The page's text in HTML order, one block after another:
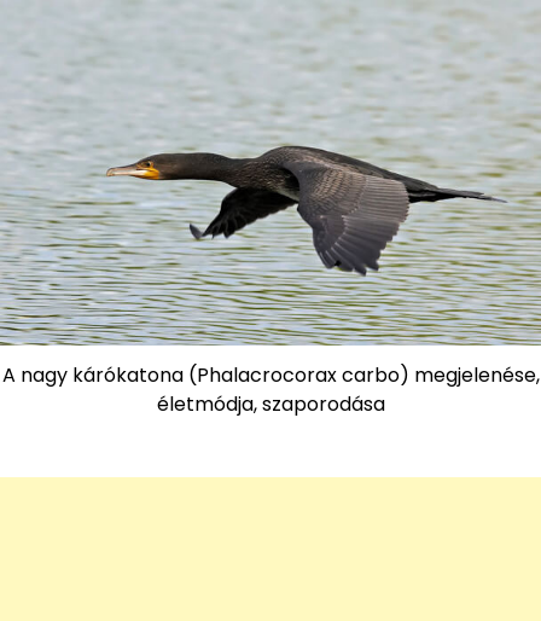
A nagy kárókatona (Phalacrocorax carbo) megjelenése,
életmódja, szaporodása